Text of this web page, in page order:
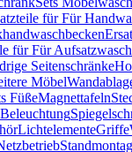
für Für
für Für
Seitenschränke
Möbel
FüßeMagnettafeln
LichtelementeGriffe